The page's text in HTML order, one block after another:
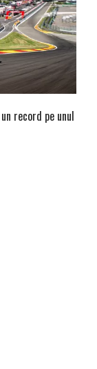
record pe unul